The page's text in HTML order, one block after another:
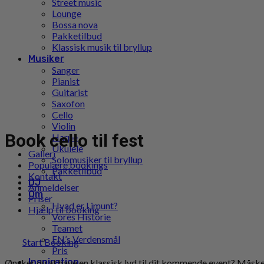
Lounge
Bossa nova
Pakketilbud
Klassisk musik til bryllup
Musiker
Sanger
Pianist
Guitarist
Saxofon
Cello
Violin
Harpe
Ukulele
Solomusiker til bryllup
Pakketilbud
DJ
Om
Hvad er Limunt?
Vores Historie
Teamet
FN’s Verdensmål
Pris
Book cello til fest
Galleri
Populære bookings
Kontakt
Anmeldelser
Priser
Hjælp til booking
Start Booking